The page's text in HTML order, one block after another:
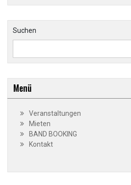
Suchen
Menü
Veranstaltungen
Mieten
BAND BOOKING
Kontakt